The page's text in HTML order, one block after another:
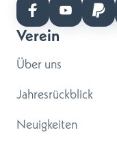
Verein
Über uns
Jahresrückblick
Neuigkeiten